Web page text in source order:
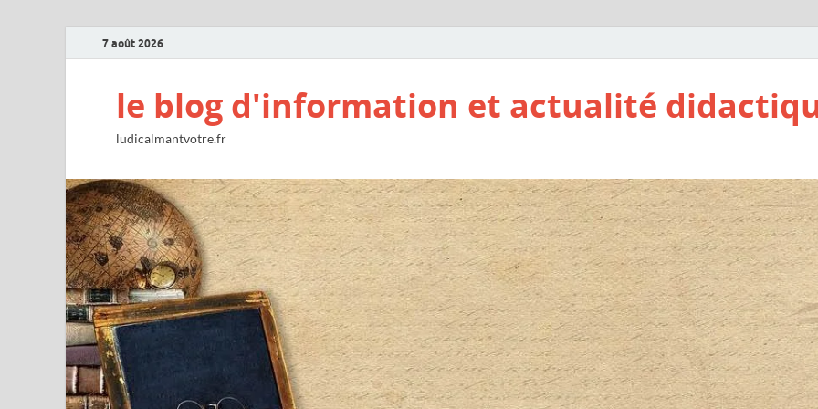
7 août 2026
le blog d'information et actualité
ludicalmantvotre.fr